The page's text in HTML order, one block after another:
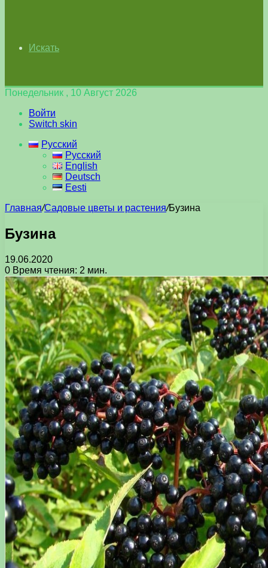
Искать
Понедельник , 10 Август 2026
Войти
Switch skin
Русский
Русский
English
Deutsch
Eesti
Главная/Садовые цветы и растения/Бузина
Бузина
19.06.2020
0 Время чтения: 2 мин.